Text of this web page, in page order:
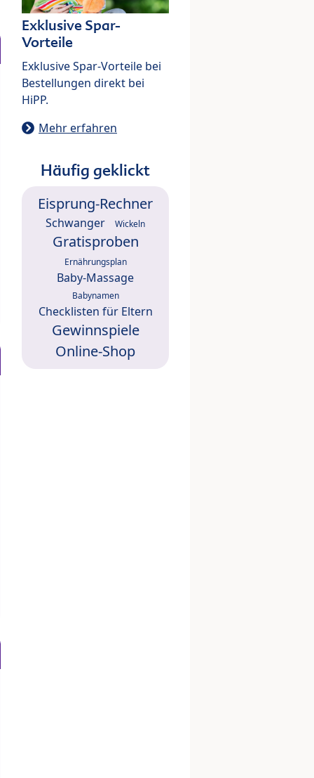
Exklusive Spar-
Vorteile
Exklusive Spar-Vorteile bei
Bestellungen direkt bei
HiPP.
Mehr erfahren
Häufig geklickt
Eisprung-Rechner
Schwanger Wickeln
Gratisproben
Ernährungsplan
Baby-Massage
Babynamen
Checklisten für Eltern
Gewinnspiele
Online-Shop